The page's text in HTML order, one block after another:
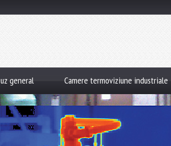
general Camere termoviziune industriale